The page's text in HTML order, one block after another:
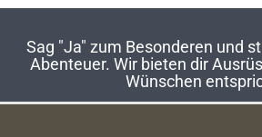
Sag "Ja" zum Besonderen und
Abenteuer. Wir bieten dir
Wünschen